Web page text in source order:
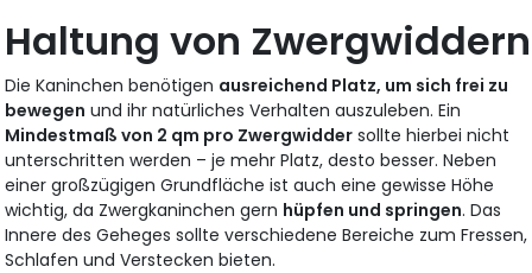
Haltung von Zwergwiddern
Die Kaninchen benötigen ausreichend Platz, um sich frei zu
bewegen und ihr natürliches Verhalten auszuleben. Ein
Mindestmaß von 2 qm pro Zwergwidder sollte hierbei nicht
unterschritten werden – je mehr Platz, desto besser. Neben
einer großzügigen Grundfläche ist auch eine gewisse Höhe
wichtig, da Zwergkaninchen gern hüpfen und springen. Das
Innere des Geheges sollte verschiedene Bereiche zum Fressen,
Schlafen und Verstecken bieten.